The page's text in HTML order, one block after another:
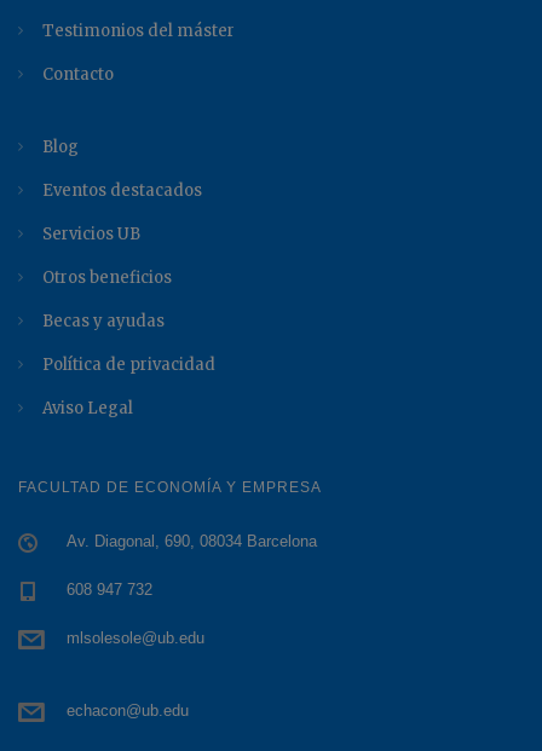
Testimonios del máster
Contacto
Blog
Eventos destacados
Servicios UB
Otros beneficios
Becas y ayudas
Política de privacidad
Aviso Legal
FACULTAD DE ECONOMÍA Y EMPRESA
Av. Diagonal, 690, 08034 Barcelona
608 947 732
mlsolesole@ub.edu
echacon@ub.edu